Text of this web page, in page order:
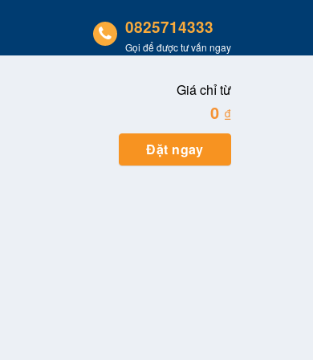
0825714333
Gọi để được tư vấn ngay
Giá chỉ từ
0 ₫
Đặt ngay